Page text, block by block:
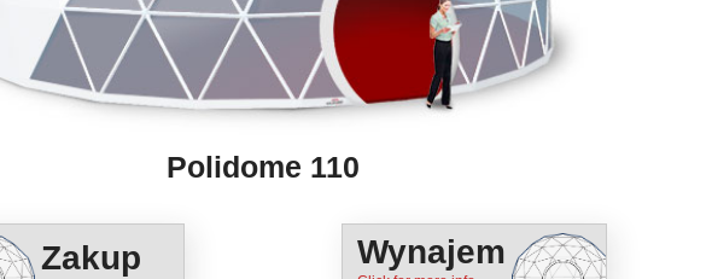
Polidome 110
Zakup Wynajem